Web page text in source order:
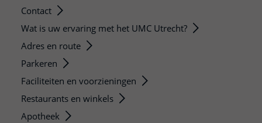
Contact
Wat is uw ervaring met het UMC Utrecht?
Adres en route
Parkeren
Faciliteiten en voorzieningen
Restaurants en winkels
Apotheek